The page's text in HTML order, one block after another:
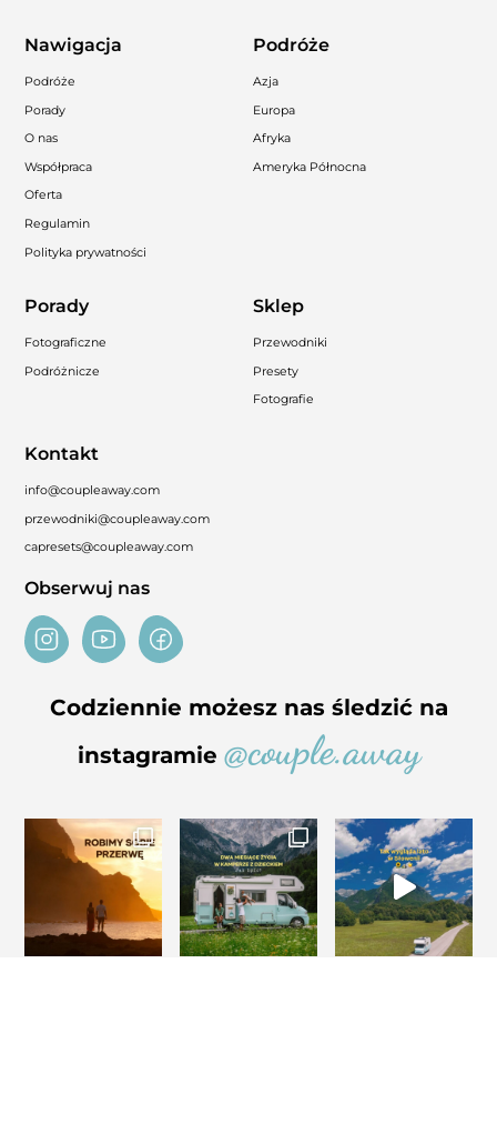
Nawigacja
Podróże
Porady
O nas
Współpraca
Oferta
Regulamin
Polityka prywatności
Podróże
Azja
Europa
Afryka
Ameryka Północna
Porady
Fotograficzne
Podróżnicze
Sklep
Przewodniki
Presety
Fotografie
Kontakt
info@coupleaway.com
przewodniki@coupleaway.com
capresets@coupleaway.com
Obserwuj nas
Codziennie możesz nas śledzić na
instagramie @couple.away